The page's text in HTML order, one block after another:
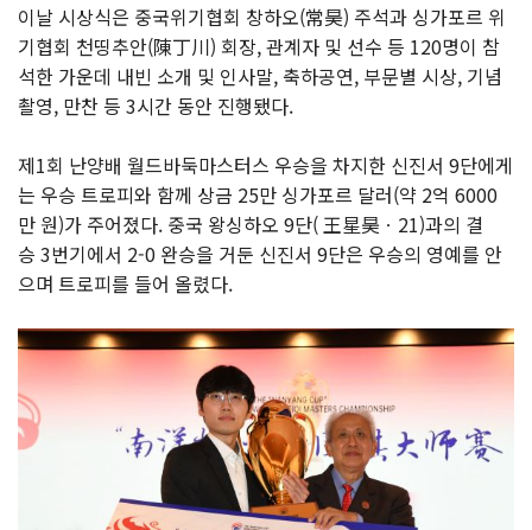
이날 시상식은 중국위기협회 창하오(常昊) 주석과 싱가포르 위
기협회 천띵추안(陳丁川) 회장, 관계자 및 선수 등 120명이 참
석한 가운데 내빈 소개 및 인사말, 축하공연, 부문별 시상, 기념
촬영, 만찬 등 3시간 동안 진행됐다.
제1회 난양배 월드바둑마스터스 우승을 차지한 신진서 9단에게
는 우승 트로피와 함께 상금 25만 싱가포르 달러(약 2억 6000
만 원)가 주어졌다. 중국 왕싱하오 9단( 王星昊ㆍ21)과의 결
승 3번기에서 2-0 완승을 거둔 신진서 9단은 우승의 영예를 안
으며 트로피를 들어 올렸다.